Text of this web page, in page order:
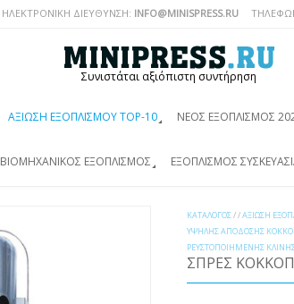
ΗΛΕΚΤΡΟΝΙΚΗ ΔΙΕΥΘΥΝΣΗ: INFO@MINISPRESS.RU
Συνιστάται αξιόπιστη συντήρηση
ΑΞΊΩΣΗ ΕΞΟΠΛΙΣΜΟΎ TOP-10 ΝΈΟΣ ΕΞΟΠΛΙΣΜΌΣ
ΒΙΟΜΗΧΑΝΙΚΌΣ ΕΞΟΠΛΙΣΜΌΣ ΕΞΟΠΛΙΣΜΌΣ
ΚΑΤΆΛΟΓΟΣ/ /ΑΞΊΩΣΗ
ΥΨΗΛΉΣ ΑΠΌΔΟΣΗΣ
ΡΕΥΣΤΟΠΟΙΗΜΈΝΗΣ
ΣΠΡΈΣ